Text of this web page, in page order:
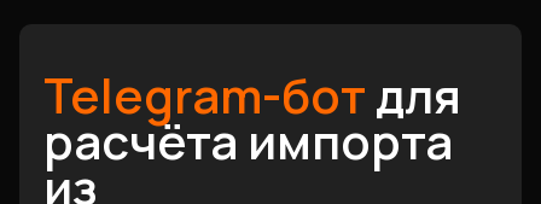
Telegram-ботдля
расчёта импорта
из